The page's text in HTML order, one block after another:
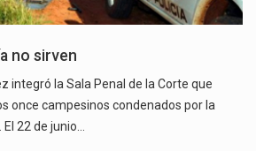
no sirven
integró la Sala Penal de la Corte que
once campesinos condenados por la
22 de junio…